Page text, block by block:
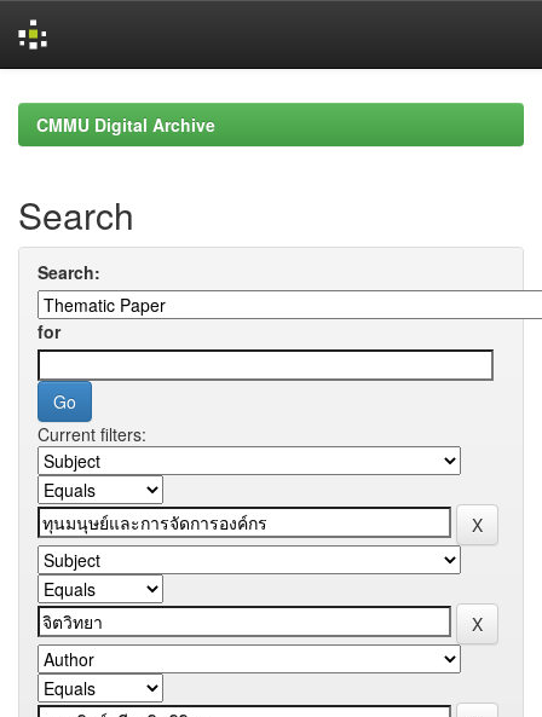
navigationCMMU Digital Archive
Search
Search:
for
Current filters: